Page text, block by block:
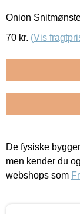
Onion
70 kr. (Vis
De fysiske
men kender du
webshops som